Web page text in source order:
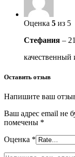
Оценка 5 из 5
Стефания –
качественный
Оставить отзыв
Напишите ваш
Ваш адрес email не
помечены *
Оценка *